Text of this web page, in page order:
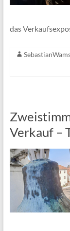
das
Verkauf –